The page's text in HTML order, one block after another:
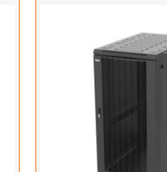
Afrekenen